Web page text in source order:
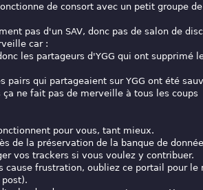
de consort avec un petit groupe
pas d'un SAV, donc pas de salon de
car :
les partageurs d'YGG qui ont supprimé
pairs qui partageaient sur YGG ont été
ne fait pas de merveille à tous les coups
pour vous, tant mieux.
de la préservation de la banque de
vos trackers si vous voulez y contribuer.
cause frustration, oubliez ce portail pour